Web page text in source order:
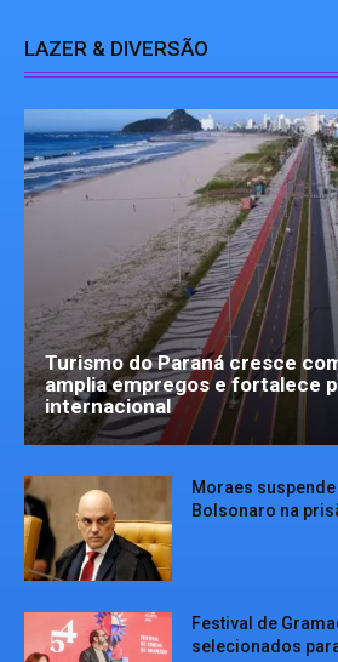
LAZER & DIVERSÃO
Turismo do Paraná cresce
amplia empregos e fortalece
internacional
Moraes
Bolsonaro na
Festival de
selecionados